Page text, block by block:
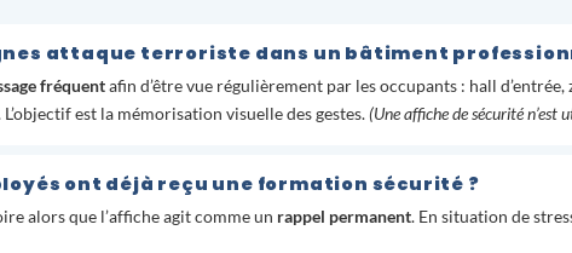
attaque terroriste dans un bâtiment
fréquentafin d’être vue régulièrement par les occupants : hall
est la mémorisation visuelle des gestes.(Une affiche de sécurité n’est
ont déjà reçu une formation sécurité ?
alors que l’affiche agit comme un rappel permanent. En situation de